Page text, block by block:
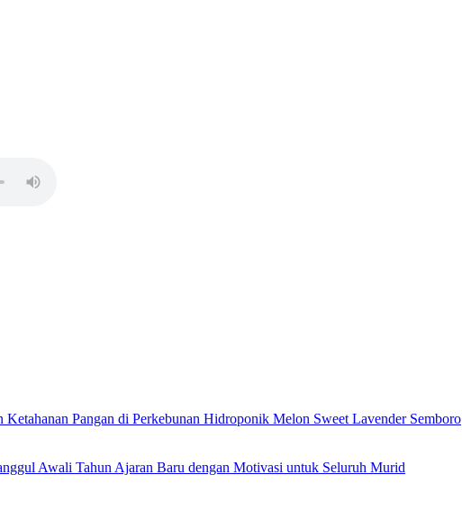
Pangan di Perkebunan Hidroponik Melon Sweet Lavender Semboro
Awali Tahun Ajaran Baru dengan Motivasi untuk Seluruh Murid